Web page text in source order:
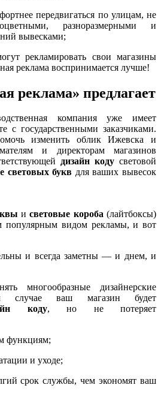
передвигаться по улицам, не
разноразмерными и
вывесками;
рекламировать свои магазины
реклама воспринимается лучше!
реклама» предлагает
компания уже имеет
с государственными заказчиками.
изменить облик Ижевска и
и директорам магазинов
дизайн кодусветовой
световых букв для ваших вывесок
исветовые короба(лайтбоксы)
популярным видом рекламы, и вот
и всегда заметны — и днем, и
многообразные дизайнерские
случае ваш магазин будет
коду, но не потеряет
функциям;
и уходе;
срок службы, чем экономят ваш